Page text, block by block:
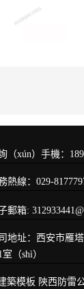
（xún）手機：
熱線：029-
郵箱:
地址：西安市雁
室（shì）
築模板 陝西防雷